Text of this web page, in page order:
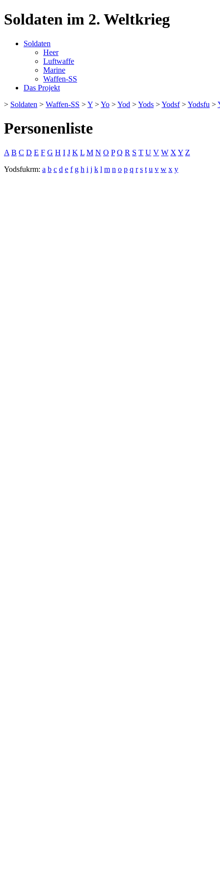
Soldaten im 2. Weltkrieg
Soldaten
Heer
Luftwaffe
Marine
Waffen-SS
Das Projekt
> Soldaten > Waffen-SS >Y >Yo >Yod >Yods >Yodsf>Yodsfu >
Personenliste
A B C D E F G H I J K L M N O P Q R S T U V W X Y Z
Yodsfukrm: a b c d e f g h i j k l m n o p q r s t u v w x y